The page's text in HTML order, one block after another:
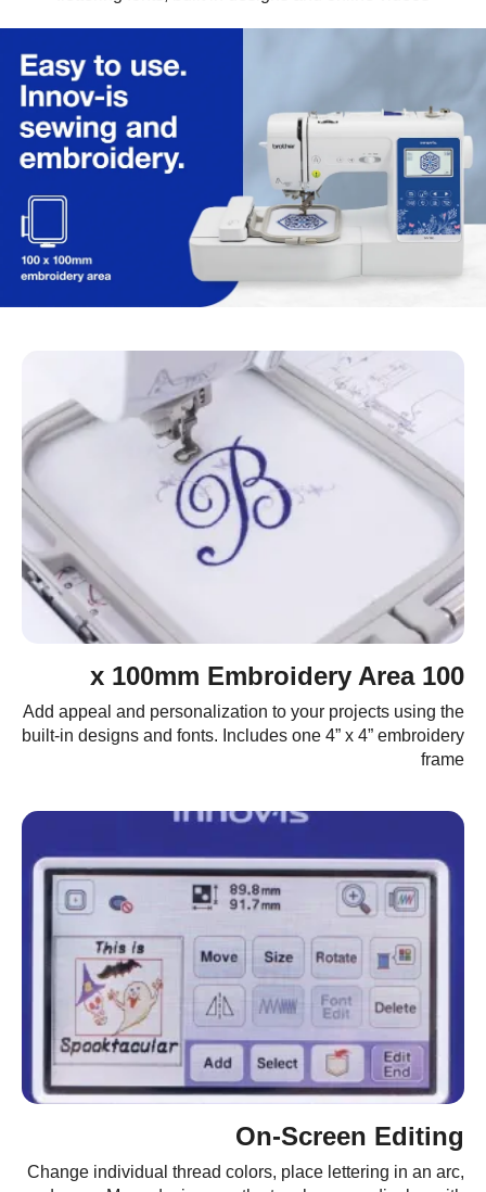
100 x 100mm Embroidery Area
Add appeal and personalization to your projects using the
built-in designs and fonts. Includes one 4” x 4” embroidery
frame
On-Screen Editing
Change individual thread colors, place lettering in an arc,